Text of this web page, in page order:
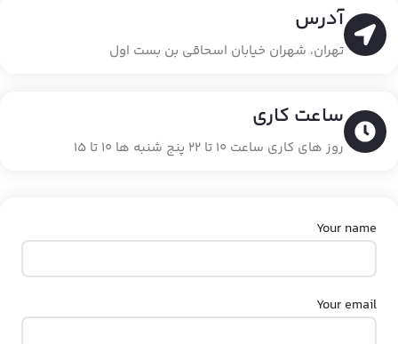
آدرس
تهران، شهران خیابان اسحاقی بن بست اول
ساعت کاری
روز های کاری ساعت ۱۰ تا ۲۲ پنج شنبه ها ۱۰ تا ۱۵
Your name
Your email